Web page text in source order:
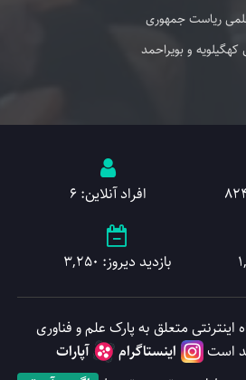
ریاست جمهوری
و بویراحمد
افراد آنلاین: 6
بازدید دیروز: 3,250
اینترنتی متعلق به پارک علم و فناوری
است
اینستاگرام
آپارات